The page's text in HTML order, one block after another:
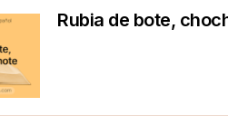
Rubia de bote,